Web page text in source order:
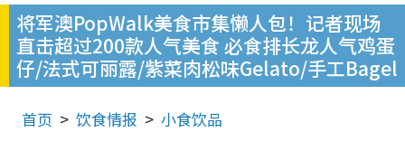
仔/法式可丽露/紫菜肉松味Gelato/手工Bagel
首页 饮食情报 小食饮品
文:唐敏淇,王逸歌 2026.03.06